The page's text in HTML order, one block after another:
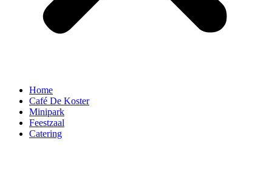
Home
Café De Koster
Minipark
Feestzaal
Catering